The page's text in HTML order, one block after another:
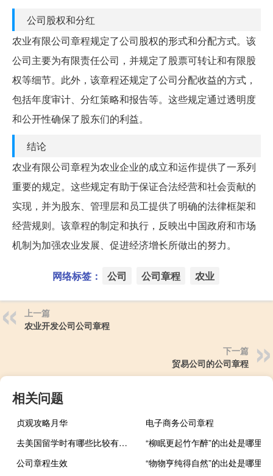
公司股权和分红
农业有限公司章程规定了公司股权的形式和分配方式。该
公司主要为有限责任公司，并规定了股票可转让和有限股
权等细节。此外，该章程还规定了公司分配收益的方式，
包括年度审计、分红策略和报告等。这些规定通过透明度
和公开性确保了股东们的利益。
结论
农业有限公司章程为农业企业的成立和运作提供了一系列
重要的规定。这些规定有助于保证合法经营和社会贡献的
实现，并为股东、管理层和员工提供了明确的法律框架和
经营规则。该章程的制定和执行，反映出中国政府和市场
机制为加强农业发展、促进经济增长所做出的努力。
网络标签： 公司 公司章程 农业
上一篇
农业开发公司公司章程
下一篇
贸易公司的公司章程
相关问题
贞观攻略月华
电子商务公司章程
去美国留学时有哪些比较有趣的专业
“柳眠更起竹乍醉”的出处是哪里
公司章程生效
“物物亨纯得自然”的出处是哪里